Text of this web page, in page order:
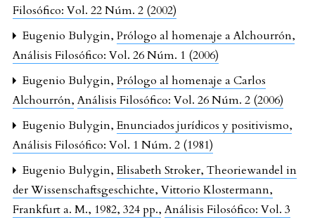
Filosófico: Vol. 22 Núm. 2 (2002)
Eugenio Bulygin, Prólogo al homenaje a Alchourrón,
Análisis Filosófico: Vol. 26 Núm. 1 (2006)
Eugenio Bulygin, Prólogo al homenaje a Carlos
Alchourrón,Análisis Filosófico: Vol. 26 Núm. 2 (2006)
Eugenio Bulygin,Enunciados jurídicos y positivismo,
Análisis Filosófico: Vol. 1 Núm. 2 (1981)
Eugenio Bulygin,Elisabeth Stroker, Theoriewandel in
der Wissenschaftsgeschichte, Vittorio Klostermann,
Frankfurt a. M., 1982, 324 pp.,Análisis Filosófico: Vol. 3